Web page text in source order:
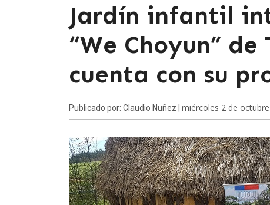
Jardín infantil
“We Choyun”
cuenta con su
Publicado por: Claudio Nuñez | miércoles 2 de